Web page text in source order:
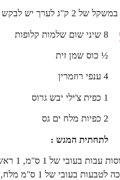
8 שיני שום שלמות קלופות
½ כוס שמן זית
4 ענפי רוזמרין
1 כפית צ'ילי יבש גרוס
2 כפיות מלח ים גס
לתחתית המגש :